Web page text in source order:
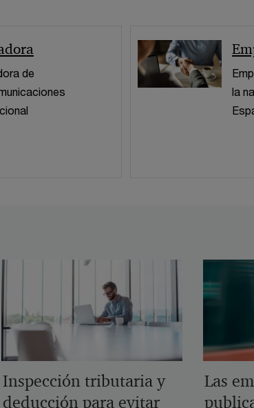
de
la
Inspección tributaria y
deducción para evitar
Las